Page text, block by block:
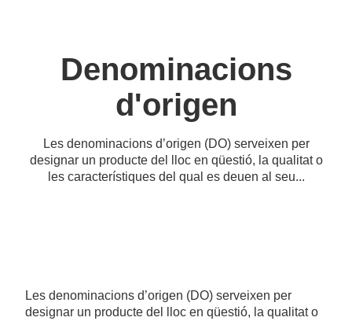
Denominacions
d'origen
Les denominacions d’origen (DO) serveixen per
designar un producte del lloc en qüestió, la qualitat o
les característiques del qual es deuen al seu...
Les denominacions d’origen (DO) serveixen per
designar un producte del lloc en qüestió, la qualitat o